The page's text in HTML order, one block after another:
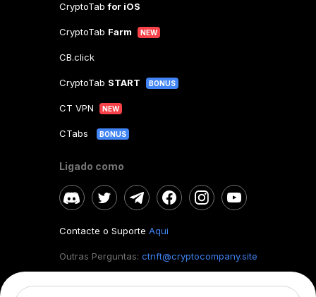
CryptoTabfor iOS
CryptoTab Farm NEW
CB.click
CryptoTab START BONUS
CT VPN NEW
CTabs BONUS
Ligado como
Contacte o Suporte Aqui
Outras Perguntas: ctnft@cryptocompany.site